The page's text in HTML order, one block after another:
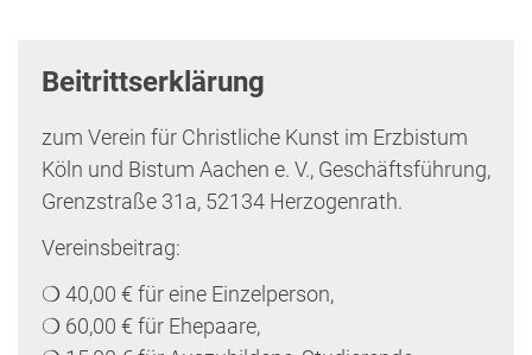
Beitrittserklärung
zum Verein für Christliche Kunst im Erzbistum
Köln und Bistum Aachen e. V., Geschäftsführung,
Grenzstraße 31a, 52134 Herzogenrath.
Vereinsbeitrag:
❍ 40,00 € für eine Einzelperson,
❍ 60,00 € für Ehepaare,